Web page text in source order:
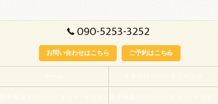
090-5253-3252
お問い合わせはこちら ご予約はこちら